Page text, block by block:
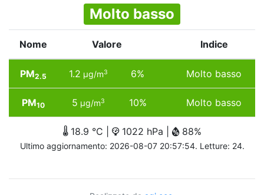
Molto basso
Nome Valore Indice
PM2.5 1.2 µg/m3 6% Molto basso
PM10 5 µg/m3 10% Molto basso
18.9 °C | 1022 hPa | 88%
Ultimo aggiornamento: 2026-08-07 20:57:54. Letture: 24.